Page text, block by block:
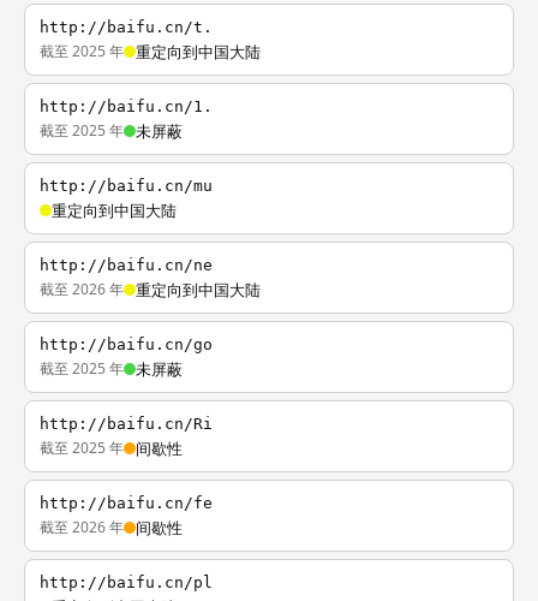
http://baifu.cn/t.
截至 2025 年 重定向到中国大陆
http://baifu.cn/1.
截至 2025 年 未屏蔽
http://baifu.cn/mu
重定向到中国大陆
http://baifu.cn/ne
截至 2026 年 重定向到中国大陆
http://baifu.cn/go
截至 2025 年 未屏蔽
http://baifu.cn/Ri
截至 2025 年 间歇性
http://baifu.cn/fe
截至 2026 年 间歇性
http://baifu.cn/pl